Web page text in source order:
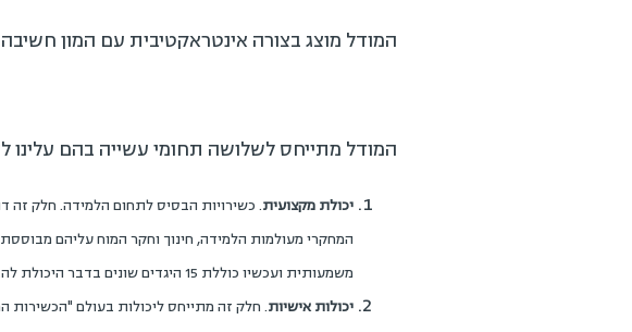
המודל מוצג בצורה אינטראקטיבית עם המון חשיבה
המודל מתייחס לשלושה תחומי עשייה בהם עלינו
יכולת מקצועית
המחקרי מעולמות הלמידה, חינוך וחקר המוח עליהם
משמעותית ועכשיו כוללת 15 היגדים שונים בדבר היכולת להבחין, לבחור ולהטמיע פתרונות למידה מבוססי טכנולוגיה.
יכולות אישיות